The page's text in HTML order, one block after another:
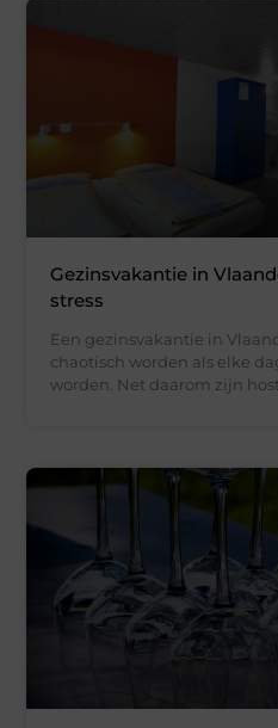
Gezinsvakantie in
stress
Een gezinsvakantie in
chaotisch worden als elke
worden. Net daarom zijn